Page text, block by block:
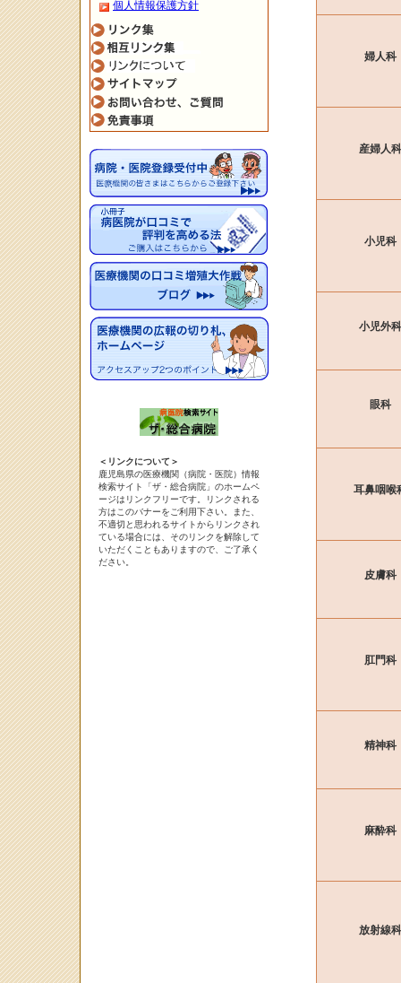
個人情報保護方針
＜リンクについて＞
鹿児島県の医療機関（病院・医院）情報
検索サイト「ザ・総合病院」のホームペ
ージはリンクフリーです。リンクされる
方はこのバナーをご利用下さい。また、
不適切と思われるサイトからリンクされ
ている場合には、そのリンクを解除して
いただくこともありますので、ご了承く
ださい。
婦人科
産婦人科
小児科
小児外科
眼科
耳鼻咽喉
皮膚科
肛門科
精神科
麻酔科
放射線科